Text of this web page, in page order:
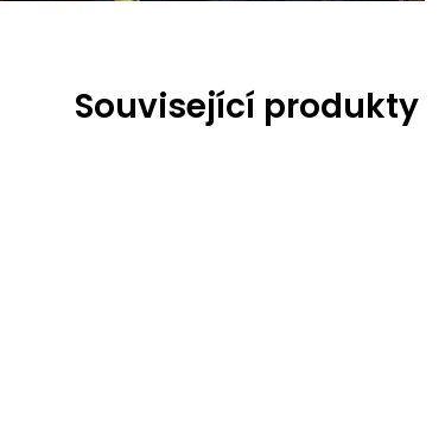
Související produkty